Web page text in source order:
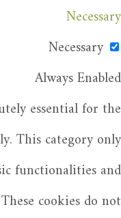
Necessary
Necessary
Always Enabled
essential for the
This category only
functionalities and
cookies do not